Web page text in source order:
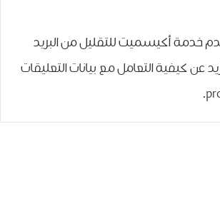
خدمة أكيسميت للتقليل من البريد
عن كيفية التعامل مع بيانات التعليقات
.